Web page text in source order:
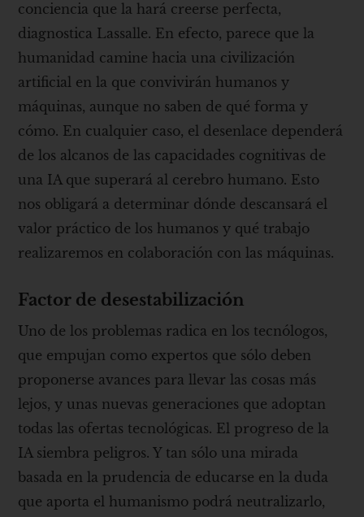
conciencia que la hará creerse perfecta,
diagnostica Lassalle. En efecto, parece que la
humanidad camine hacia una civilización
artificial en la que convivirán humanos y
máquinas, aunque no saben de qué forma y
cómo. En cualquier caso, el desenlace dependerá
de los alcanos de las capacidades cognitivas de
una IA que superará al cerebro humano. Esto
nos obligará a determinar dónde descansará el
valor práctico de los humanos y qué trabajo
realizaremos en colaboración con las máquinas.
Factor de desestabilización
Uno de los problemas radica en los tecnólogos,
que empujan como expertos que sólo deben
proponerse avances para llevar las cosas más
lejos, y unas nuevas generaciones que adoptan
todas las ofertas tecnológicas. El progreso de la
IA siembra peligros. Y tan sólo una mirada
basada en la prudencia de educarse en la duda
que aporta el humanismo podrá neutralizarlo,